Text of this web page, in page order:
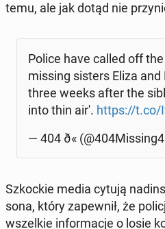
temu, ale jak dotąd nie
Police have called off
missing sisters Eliza
three weeks after the
into thin air'. https://t.co/
— 404 ð«
Szkoc­kie media cytują
so­na, który za­pew­nił, że
wszel­kie in­for­ma­cje o losie